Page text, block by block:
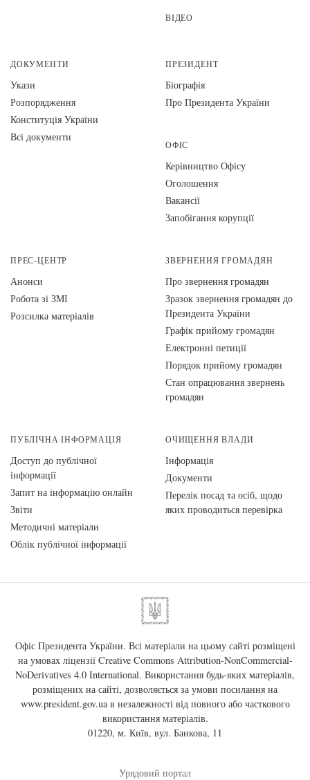
ВІДЕО
ДОКУМЕНТИ
Укази
Розпорядження
Конституція України
Всі документи
ПРЕЗИДЕНТ
Біографія
Про Президента України
ОФІС
Керівництво Офісу
Оголошення
Вакансії
Запобігання корупції
ПРЕС-ЦЕНТР
Анонси
Робота зі ЗМІ
Розсилка матеріалів
ЗВЕРНЕННЯ ГРОМАДЯН
Про звернення громадян
Зразок звернення громадян до
Президента України
Графік прийому громадян
Електронні петиції
Порядок прийому громадян
Стан опрацювання звернень
громадян
ПУБЛІЧНА ІНФОРМАЦІЯ
Доступ до публічної
інформації
Запит на інформацію онлайн
Звіти
Методичні матеріали
Облік публічної інформації
ОЧИЩЕННЯ ВЛАДИ
Інформація
Документи
Перелік посад та осіб, щодо
яких проводиться перевірка
Офіс Президента України. Всі матеріали на цьому сайті розміщені
на умовах ліцензії Creative Commons Attribution-NonCommercial-
NoDerivatives 4.0 International. Використання будь-яких матеріалів,
розміщених на сайті, дозволяється за умови посилання на
www.president.gov.uaв незалежності від повного або часткового
використання матеріалів.
01220, м. Київ, вул. Банкова, 11
Урядовий портал